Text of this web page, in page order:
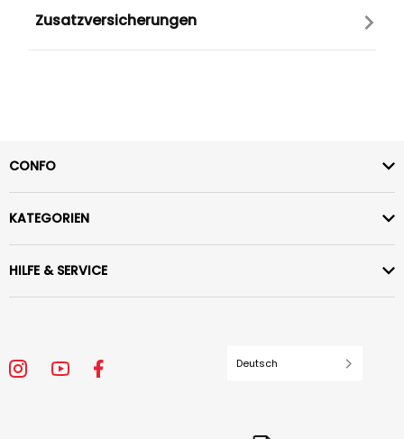
Zusatzversicherungen
CONFO
KATEGORIEN
HILFE & SERVICE
Deutsch